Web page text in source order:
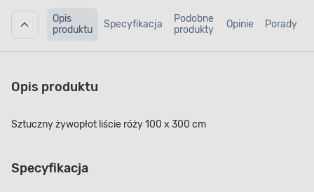
Opis
produktu
Specyfikacja
Podobne
produkty
Opinie Porady
Opis produktu
Sztuczny żywopłot liście róży 100 x 300 cm
Specyfikacja